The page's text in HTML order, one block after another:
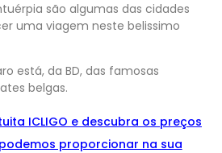
são algumas das cidades
uma viagem neste belissimo
está, da BD, das famosas
belgas.
ICLIGO e descubra os preços
proporcionar na sua